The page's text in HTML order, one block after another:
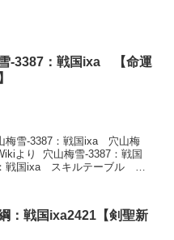
-3387：戦国ixa 【命運
梅雪-3387：戦国ixa 穴山梅
より 穴山梅雪-3387：戦国
戦国ixa スキルテーブル
綱：戦国ixa2421【剣聖新